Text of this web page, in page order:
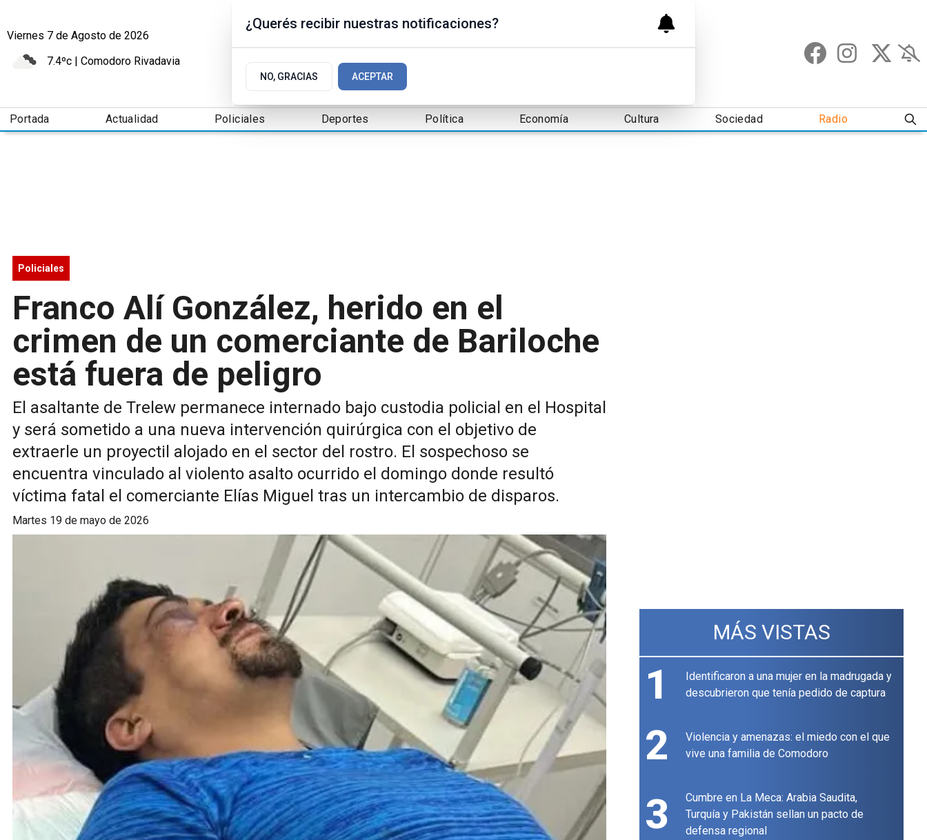
Viernes 7 de Agosto de 2026
7.4ºc | Comodoro Rivadavia
Portada Actualidad Policiales Deportes Política Economía Cultura Sociedad Radio
Policiales
Franco Alí González, herido en el
crimen de un comerciante de Bariloche
está fuera de peligro
El asaltante de Trelew permanece internado bajo custodia policial en el Hospital
y será sometido a una nueva intervención quirúrgica con el objetivo de
extraerle un proyectil alojado en el sector del rostro. El sospechoso se
encuentra vinculado al violento asalto ocurrido el domingo donde resultó
víctima fatal el comerciante Elías Miguel tras un intercambio de disparos.
martes 19 de mayo de 2026
MÁS VISTAS
1
Identificaron a una mujer en la madrugada y
descubrieron que tenía pedido de captura
2
Violencia y amenazas: el miedo con el que
vive una familia de Comodoro
3
Cumbre en La Meca: Arabia Saudita,
Turquía y Pakistán sellan un pacto de
defensa regional
¿Querés recibir nuestras notificaciones?
NO, GRACIAS ACEPTAR